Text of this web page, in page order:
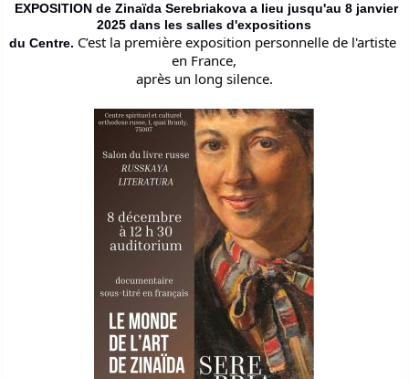
EXPOSITION de Zinaïda Serebriakova a lieu jusqu'au 8 janvier
2025 dans les salles d'expositions
du Centre. C’est la première exposition personnelle de l'artiste
en France,
après un long silence.